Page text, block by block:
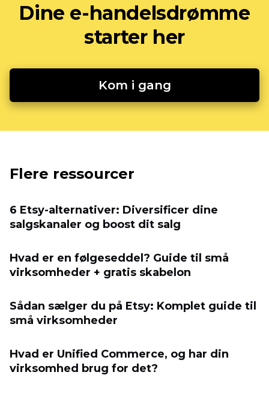
Dine e-handelsdrømme
starter her
Kom i gang
Flere ressourcer
6 Etsy-alternativer: Diversificer dine
salgskanaler og boost dit salg
Hvad er en følgeseddel? Guide til små
virksomheder + gratis skabelon
Sådan sælger du på Etsy: Komplet guide til
små virksomheder
Hvad er Unified Commerce, og har din
virksomhed brug for det?